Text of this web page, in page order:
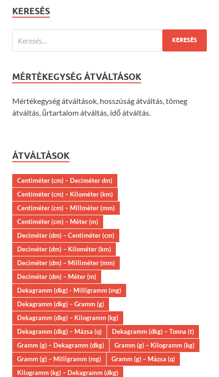
KERESÉS
MÉRTÉKEGYSÉG ÁTVÁLTÁSOK
Mértékegység átváltások, hosszúság átváltás, tömeg
átváltás, űrtartalom átváltás, idő átváltás.
ÁTVÁLTÁSOK
Centiméter (cm) – Deciméter dm)
Centiméter (cm) – Kilométer (km)
Centiméter (cm) – Millméter (mm)
Centiméter (cm) – Méter (m)
Deciméter (dm) – Centiméter (cm)
Deciméter (dm) – Kilométer (km)
Deciméter (dm) – Milliméter (mm)
Deciméter (dm) – Méter (m)
Dekagramm (dkg) - Milligramm (mg)
Dekagramm (dkg) – Gramm (g)
Dekagramm (dkg) – Kilogramm (kg)
Dekagramm (dkg) – Mázsa (q)
Dekagramm (dkg) – Tonna (t)
Gramm (g) – Dekagramm (dkg)
Gramm (g) – Kilogramm (kg)
Gramm (g) – Milligramm (mg)
Gramm (g) – Mázsa (q)
Kilogramm (kg) – Dekagramm (dkg)